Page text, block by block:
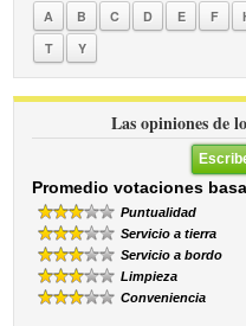
A B C D E F
T
Y
Las opiniones de
Promedio votaciones
Puntualidad
Servicio a tierra
Servicio a bordo
Limpieza
Conveniencia